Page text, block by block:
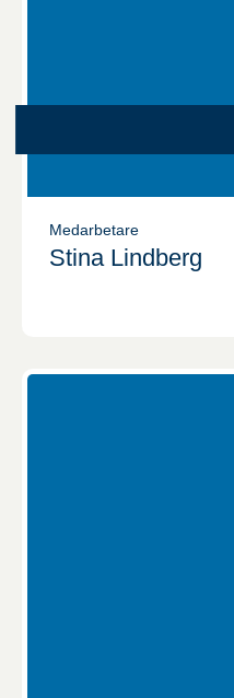
Medarbetare
Stina Lindberg